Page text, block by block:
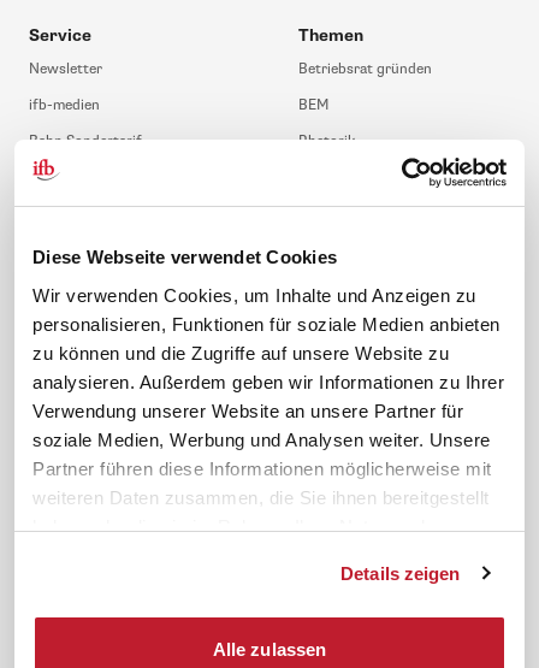
Diese Webseite verwendet Cookies
Wir verwenden Cookies, um Inhalte und Anzeigen zu
personalisieren, Funktionen für soziale Medien anbieten
zu können und die Zugriffe auf unsere Website zu
analysieren. Außerdem geben wir Informationen zu Ihrer
Verwendung unserer Website an unsere Partner für
soziale Medien, Werbung und Analysen weiter. Unsere
Partner führen diese Informationen möglicherweise mit
weiteren Daten zusammen, die Sie ihnen bereitgestellt
haben oder die sie im Rahmen Ihrer Nutzung der
Details zeigen
Alle zulassen
Service
Newsletter
ifb-medien
Bahn Sondertarif
meinifb
FAQ
ifb-App Betriebsrat360
Themen
Betriebsrat gründen
BEM
Rhetorik
JAV-Wahl
News. Wissen. Themen.
Lexikon
Rechtsprechung
Gesetze
Folgen Sie uns
Sicherheit durch geprüfte
Qualität!
Cookiebot Impressum